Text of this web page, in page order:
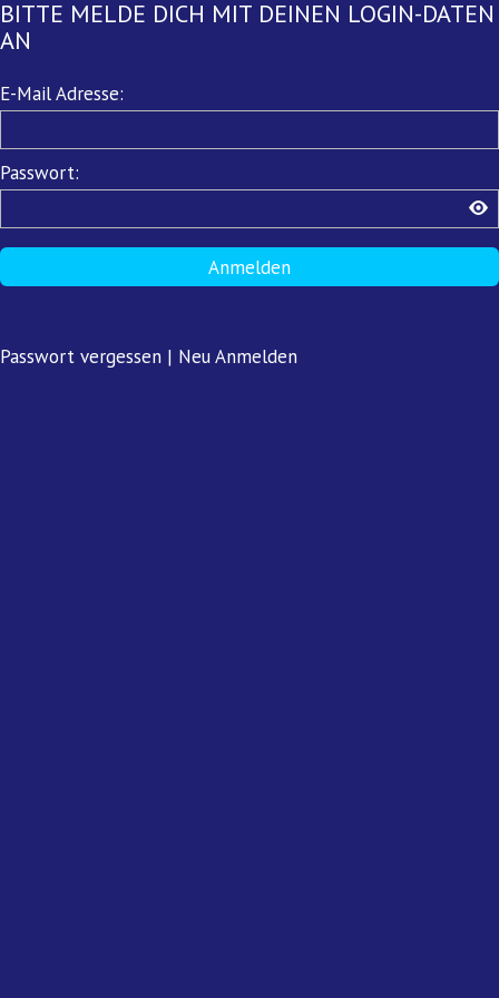
BITTE MELDE DICH MIT DEINEN LOGIN-DATEN
AN
Pflichtfeld
E-Mail Adresse:
Pflichtfeld
Passwort:
Anmelden
Passwort vergessen | Neu Anmelden